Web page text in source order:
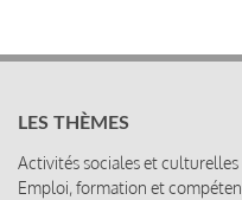
LES THÈMES
Activités sociales et culturelles
Emploi, formation et